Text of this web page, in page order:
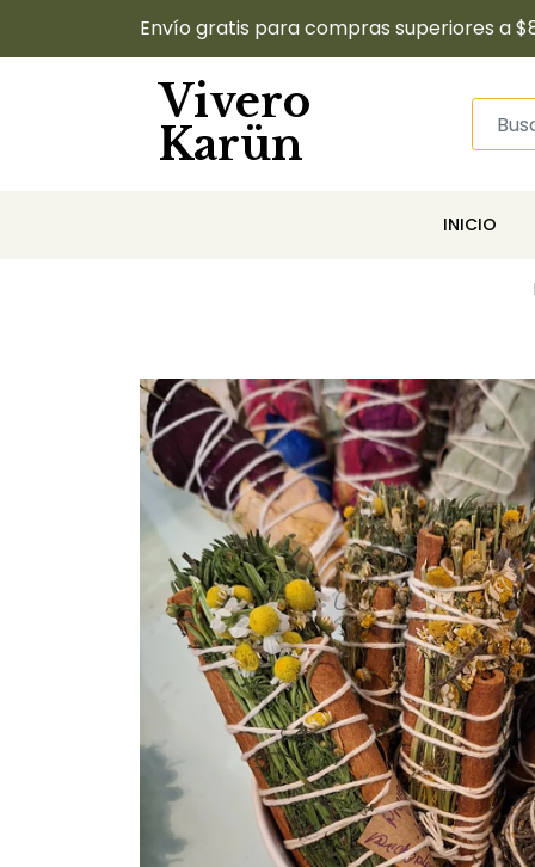
Envío gratis para compras superiores a
Vivero
Karün
INICIO